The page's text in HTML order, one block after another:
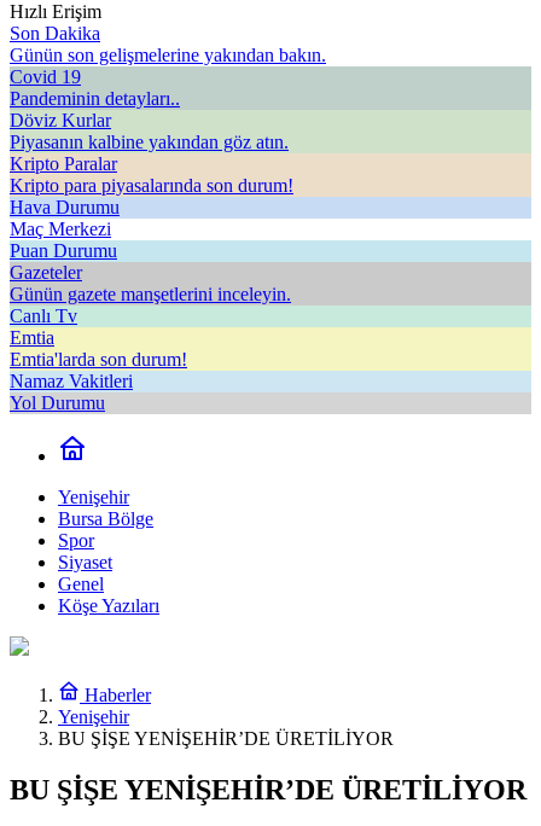
Hızlı Erişim
Son Dakika
Günün son gelişmelerine yakından bakın.
Covid 19
Pandeminin detayları..
Döviz Kurlar
Piyasanın kalbine yakından göz atın.
Kripto Paralar
Kripto para piyasalarında son durum!
Hava Durumu
Maç Merkezi
Puan Durumu
Gazeteler
Günün gazete manşetlerini inceleyin.
Canlı Tv
Emtia
Emtia'larda son durum!
Namaz Vakitleri
Yol Durumu
Yenişehir
Bursa Bölge
Spor
Siyaset
Genel
Köşe Yazıları
Haberler
Yenişehir
BU ŞİŞE YENİŞEHİR’DE ÜRETİLİYOR
BU ŞİŞE YENİŞEHİR’DE ÜRETİLİYOR